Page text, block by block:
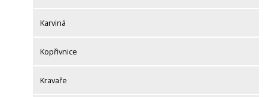
Karviná
Kopřivnice
Kravaře